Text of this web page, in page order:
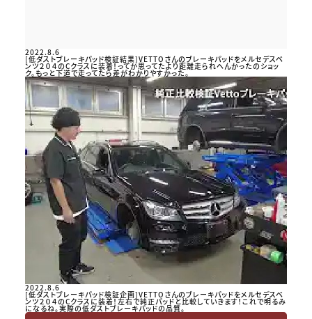
2022.8.6
[低ダストブレーキパッド検証結果]VETTOさんのブレーキパッドをメルセデスベ
ンツ２０４のCクラスに装着！ってか思ってたより距離走られへんかったのショッ
ク。もっと下道で走ってたら差がわかりやすかった。
2022.8.6
[低ダストブレーキパッド検証企画]VETTOさんのブレーキパッドをメルセデスベ
ンツ２０４のCクラスに装着！左右で純正パッドと比較していきます！これで明るみ
になるね。実際の低ダストブレーキパッドの品質。